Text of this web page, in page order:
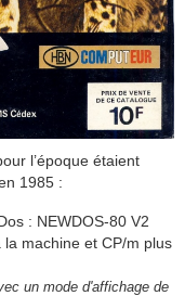
l’époque étaient
1985 :
: NEWDOS-80 V2
machine et CP/m plus
un mode d'affichage de